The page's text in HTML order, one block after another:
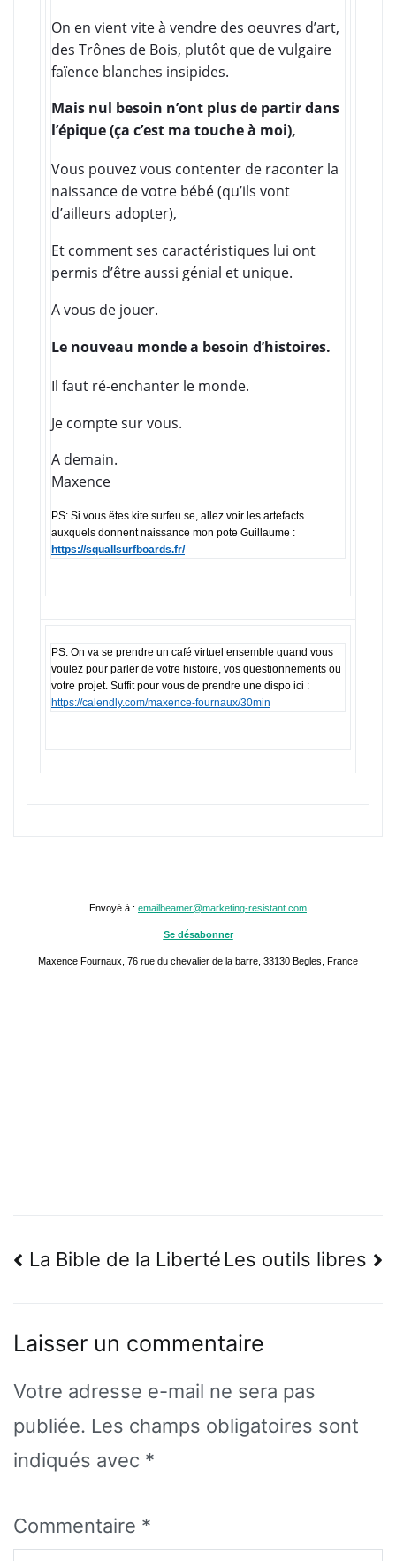
On en vient vite à vendre des oeuvres d’art,
des Trônes de Bois, plutôt que de vulgaire
faïence blanches insipides.
Mais nul besoin n’ont plus de partir dans
l’épique (ça c’est ma touche à moi),
Vous pouvez vous contenter de raconter la
naissance de votre bébé (qu’ils vont
d’ailleurs adopter),
Et comment ses caractéristiques lui ont
permis d’être aussi génial et unique.
A vous de jouer.
Le nouveau monde a besoin d’histoires.
Il faut ré-enchanter le monde.
Je compte sur vous.
A demain.
Maxence
PS: Si vous êtes kite surfeu.se, allez voir les artefacts
auxquels donnent naissance mon pote Guillaume :
https://squallsurfboards.fr/
PS: On va se prendre un café virtuel ensemble quand vous
voulez pour parler de votre histoire, vos questionnements ou
votre projet. Suffit pour vous de prendre une dispo ici :
https://calendly.com/maxence-fournaux/30min
Envoyé à : emailbeamer@marketing-resistant.com
Se désabonner
Maxence Fournaux, 76 rue du chevalier de la barre, 33130 Begles, France
Navigation
La Bible de la Liberté Les outils libres
Laisser un commentaire
Votre adresse e-mail ne sera pas
publiée. Les champs obligatoires sont
indiqués avec *
Commentaire *